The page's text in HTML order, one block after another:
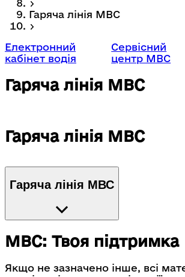
Гаряча лінія МВС
Електронний
кабінет водія
Сервісний
центр МВС
Гаряча лінія МВС
Гаряча лінія МВС
Гаряча лінія МВС
МВС: Твоя підтримка
Якщо не зазначено інше, всі